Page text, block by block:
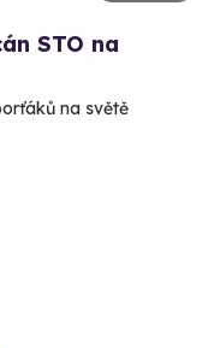
STO na
na světě